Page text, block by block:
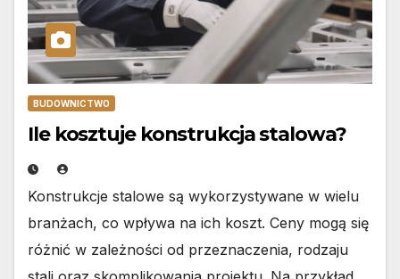
BUDOWNICTWO
Ile kosztuje konstrukcja stalowa?
Konstrukcje stalowe są wykorzystywane w wielu
branżach, co wpływa na ich koszt. Ceny mogą się
różnić w zależności od przeznaczenia, rodzaju